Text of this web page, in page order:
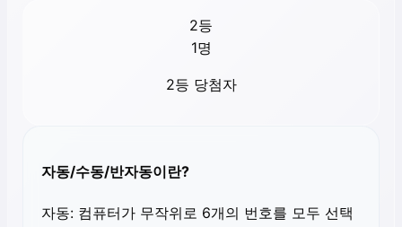
2등
1명
2등 당첨자
자동/수동/반자동이란?
자동: 컴퓨터가 무작위로 6개의 번호를 모두 선택